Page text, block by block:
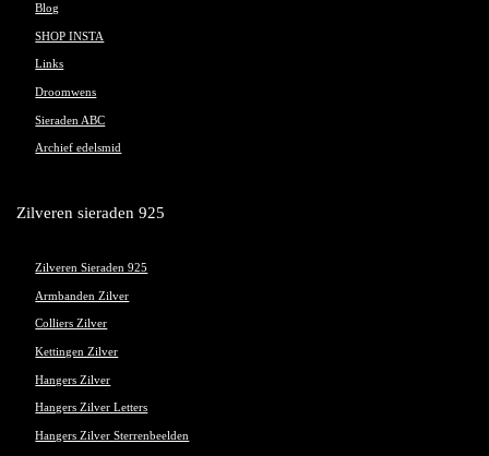
Blog
SHOP INSTA
Links
Droomwens
Sieraden ABC
Archief edelsmid
Zilveren sieraden 925
Zilveren Sieraden 925
Armbanden Zilver
Colliers Zilver
Kettingen Zilver
Hangers Zilver
Hangers Zilver Letters
Hangers Zilver Sterrenbeelden